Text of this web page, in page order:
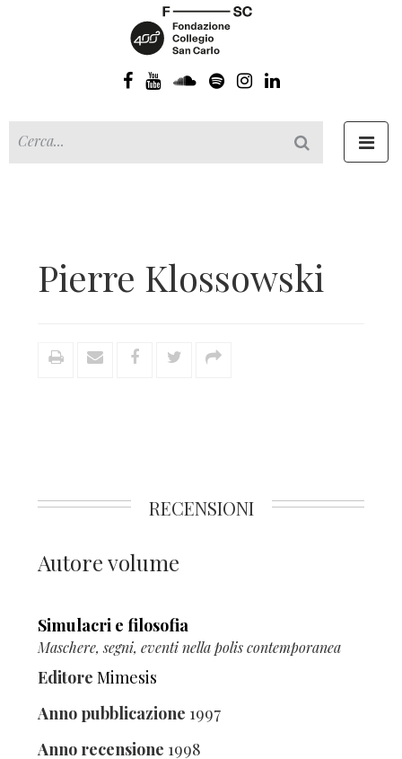
Pierre Klossowski
RECENSIONI
Autore volume
Simulacri e filosofia
Maschere, segni, eventi nella polis contemporanea
Editore Mimesis
Anno pubblicazione 1997
Anno recensione 1998